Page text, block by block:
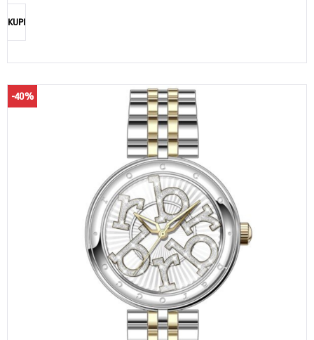
KUPI
-40%